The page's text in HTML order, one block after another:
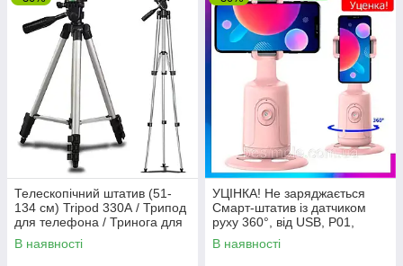
Телескопічний штатив (51-
134 см) Tripod 330А / Трипод
для телефона / Тринога для
камери / Штатив-трипод
В наявності
УЦІНКА! Не заряджається
Смарт-штатив із датчиком
руху 360°, від USB, P01,
Рожевий/ Розумний штатив
для блогерів
В наявності